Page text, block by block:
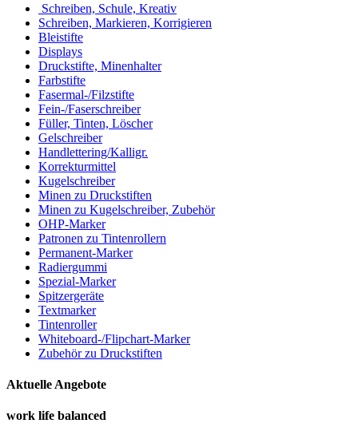
Schreiben, Schule, Kreativ
Schreiben, Markieren, Korrigieren
Bleistifte
Displays
Druckstifte, Minenhalter
Farbstifte
Fasermal-/Filzstifte
Fein-/Faserschreiber
Füller, Tinten, Löscher
Gelschreiber
Handlettering/Kalligr.
Korrekturmittel
Kugelschreiber
Minen zu Druckstiften
Minen zu Kugelschreiber, Zubehör
OHP-Marker
Patronen zu Tintenrollern
Permanent-Marker
Radiergummi
Spezial-Marker
Spitzergeräte
Textmarker
Tintenroller
Whiteboard-/Flipchart-Marker
Zubehör zu Druckstiften
Aktuelle Angebote
work life balanced